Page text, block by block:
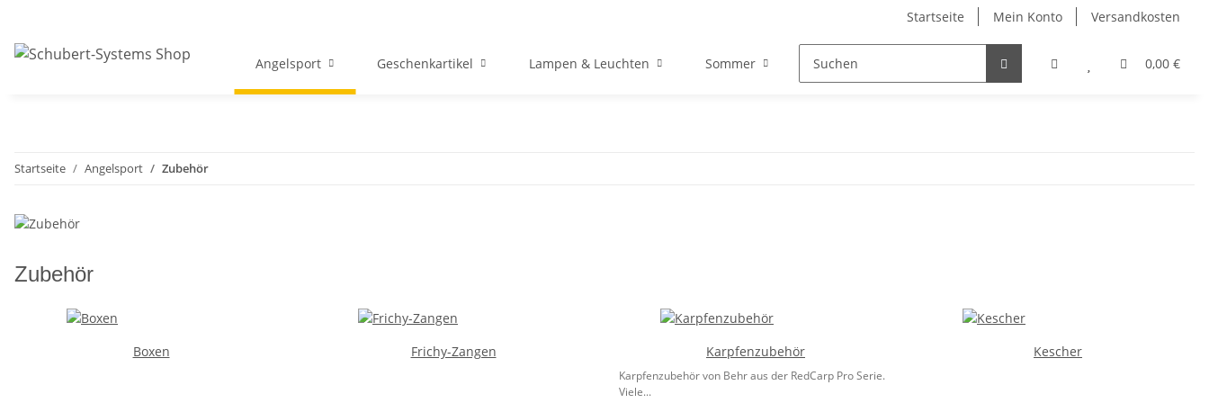
Startseite Mein Konto Versandkosten
0,00 €
Angelsport Geschenkartikel Lampen & Leuchten Sommer Visitenkartenetuis & Zubehör Winter Sonstiges
Startseite Angelsport Zubehör
Zubehör
Boxen Frichy-Zangen Karpfenzubehör
Karpfenzubehör von Behr aus der RedCarp Pro Serie.
Viele...
Kescher